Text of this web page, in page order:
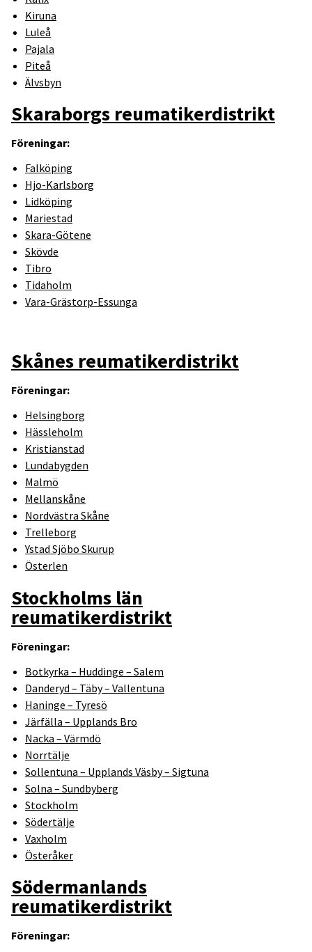
Kiruna
Luleå
Pajala
Piteå
Älvsbyn
Skaraborgs reumatikerdistrikt
Föreningar:
Falköping
Hjo-Karlsborg
Lidköping
Mariestad
Skara-Götene
Skövde
Tibro
Tidaholm
Vara-Grästorp-Essunga
Skånes reumatikerdistrikt
Föreningar:
Helsingborg
Hässleholm
Kristianstad
Lundabygden
Malmö
Mellanskåne
Nordvästra Skåne
Trelleborg
Ystad Sjöbo Skurup
Österlen
Stockholms län
reumatikerdistrikt
Föreningar:
Botkyrka – Huddinge – Salem
Danderyd – Täby – Vallentuna
Haninge – Tyresö
Järfälla – Upplands Bro
Nacka – Värmdö
Norrtälje
Sollentuna – Upplands Väsby – Sigtuna
Solna – Sundbyberg
Stockholm
Södertälje
Vaxholm
Österåker
Södermanlands
reumatikerdistrikt
Föreningar: